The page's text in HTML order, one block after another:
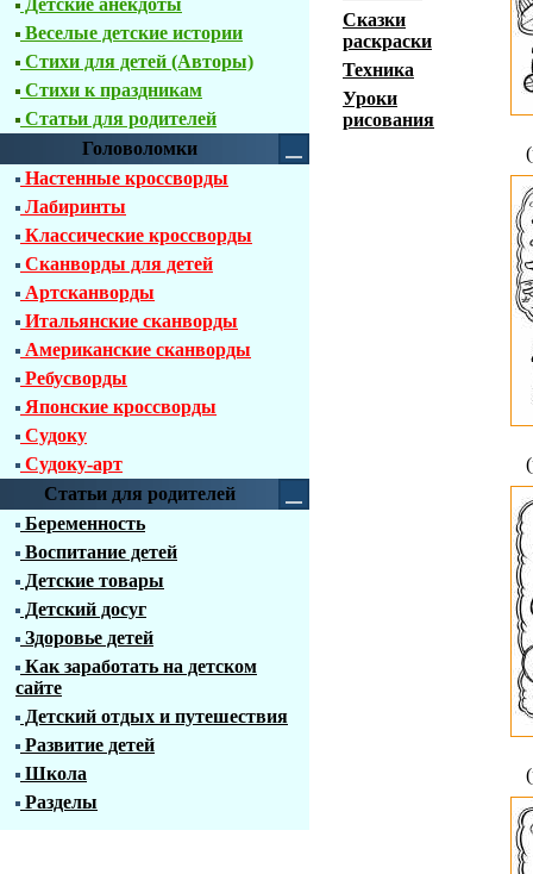
Детские анекдоты
Веселые детские истории
Стихи для детей (Авторы)
Стихи к праздникам
Статьи для родителей
Головоломки
Настенные кроссворды
Лабиринты
Классические кроссворды
Сканворды для детей
Артсканворды
Итальянские сканворды
Американские сканворды
Ребусворды
Японские кроссворды
Судоку
Судоку-арт
Статьи для родителей
Беременность
Воспитание детей
Детские товары
Детский досуг
Здоровье детей
Как заработать на детском
сайте
Детский отдых и путешествия
Развитие детей
Школа
Разделы
Сказки
раскраски
Техника
Уроки
рисования